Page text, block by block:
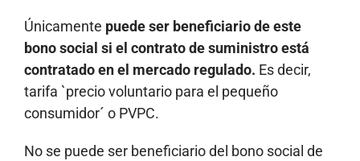
Únicamente puede ser beneficiario de este
bono social si el contrato de suministro está
contratado en el mercado regulado. Es decir,
tarifa `precio voluntario para el pequeño
consumidor´ o PVPC.
No se puede ser beneficiario del bono social de